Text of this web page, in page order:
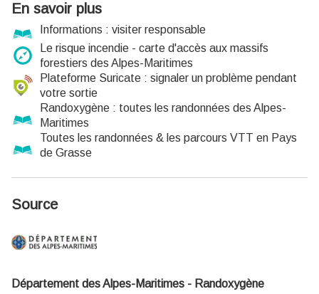
En savoir plus
Informations : visiter responsable
Le risque incendie - carte d'accès aux massifs
forestiers des Alpes-Maritimes
Plateforme Suricate : signaler un problème pendant
votre sortie
Randoxygène : toutes les randonnées des Alpes-
Maritimes
Toutes les randonnées & les parcours VTT en Pays
de Grasse
Source
Département des Alpes-Maritimes - Randoxygène